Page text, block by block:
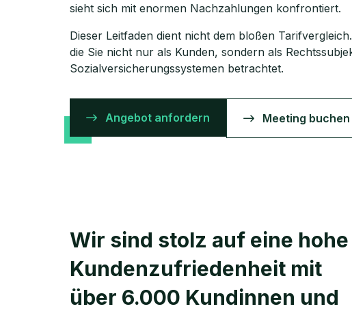
sieht sich mit enormen Nachzahlungen konfrontiert.
Dieser Leitfaden dient nicht dem bloßen
die Sie nicht nur als Kunden, sondern als
Sozialversicherungssystemen betrachtet.
Angebot anfordern Meeting buchen
Wir sind stolz auf eine hohe
Kunden­zufriedenheit mit
über 6.000 Kundinnen und